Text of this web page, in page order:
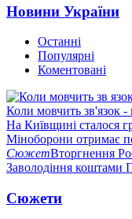
Новини України
Останні
Популярні
Коментовані
Коли мовчить зв'язок -
На Київщині сталося
Міноборони отримає
СюжетВторгнення
Заволодіння коштами
Сюжети